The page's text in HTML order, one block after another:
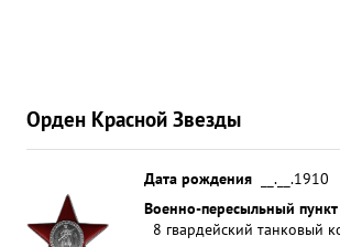
Орден Красной Звезды
Дата рождения
__.__.1910
Военно-пересыльный пункт
8 гвардейский танковый